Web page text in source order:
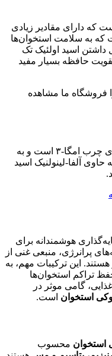
که دارای مقادیر زیادی
که به سلامت استخوان‌ها
داشتن اسید اولئیک تک
لینولنیک امگا 3 برای تقویت حافظه بسیار مفید
فروشگاه ما مشاهده
دانه کتان غنی از پروتئین، فیبر و اسیدهای چرب امگا-۳ است و به
آلفا-لینولنیک اسید
هوشمندانه برای
پرانرژی، منبعی غنی از
این ترکیبات مهم، به
تراکم استخوان‌ها
گامی موثر در
استخوان است.
استخوان محسوب